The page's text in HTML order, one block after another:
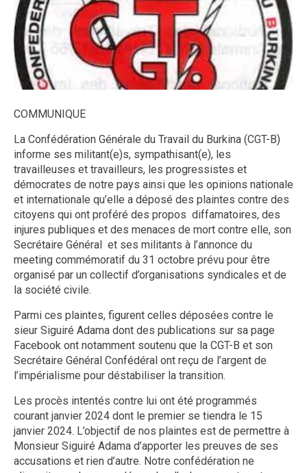
COMMUNIQUE
La Confédération Générale du Travail du Burkina (CGT-B)
informe ses militant(e)s, sympathisant(e), les
travailleuses et travailleurs, les progressistes et
démocrates de notre pays ainsi que les opinions nationale
et internationale qu’elle a déposé des plaintes contre des
citoyens qui ont proféré des propos diffamatoires, des
injures publiques et des menaces de mort contre elle, son
Secrétaire Général et ses militants à l’annonce du
meeting commémoratif du 31 octobre prévu pour être
organisé par un collectif d’organisations syndicales et de
la société civile.
Parmi ces plaintes, figurent celles déposées contre le
sieur Siguiré Adama dont des publications sur sa page
Facebook ont notamment soutenu que la CGT-B et son
Secrétaire Général Confédéral ont reçu de l’argent de
l’impérialisme pour déstabiliser la transition.
Les procès intentés contre lui ont été programmés
courant janvier 2024 dont le premier se tiendra le 15
janvier 2024. L’objectif de nos plaintes est de permettre à
Monsieur Siguiré Adama d’apporter les preuves de ses
accusations et rien d’autre. Notre confédération ne